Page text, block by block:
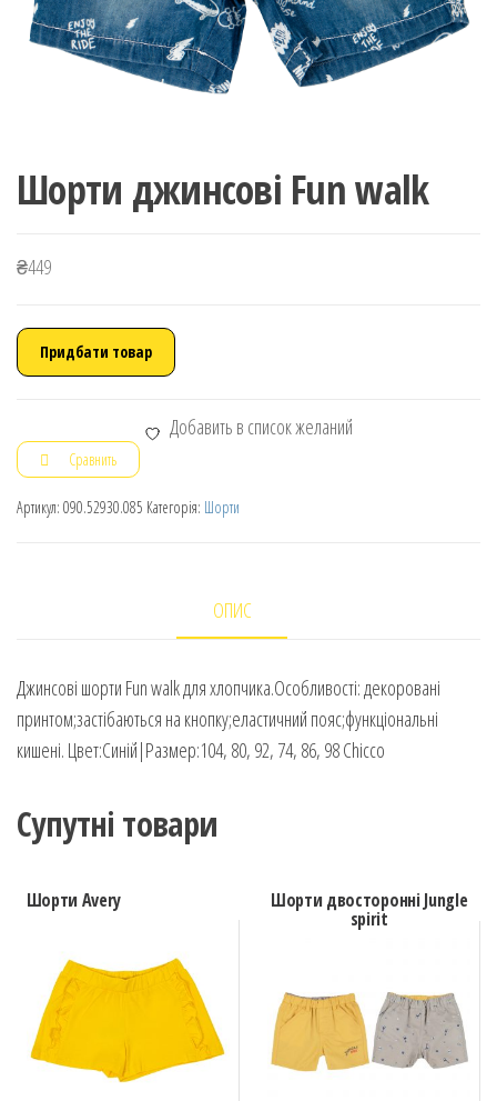
Шорти джинсові Fun walk
₴449
Придбати товар
Добавить в список желаний
Сравнить
Артикул: 090.52930.085 Категорія: Шорти
ОПИС
Джинсові шорти Fun walk для хлопчика.Особливості: декоровані
принтом;застібаються на кнопку;еластичний пояс;функціональні
кишені. Цвет:Синій|Размер:104, 80, 92, 74, 86, 98 Chicco
Супутні товари
Шорти Avery Шорти двосторонні Jungle
spirit